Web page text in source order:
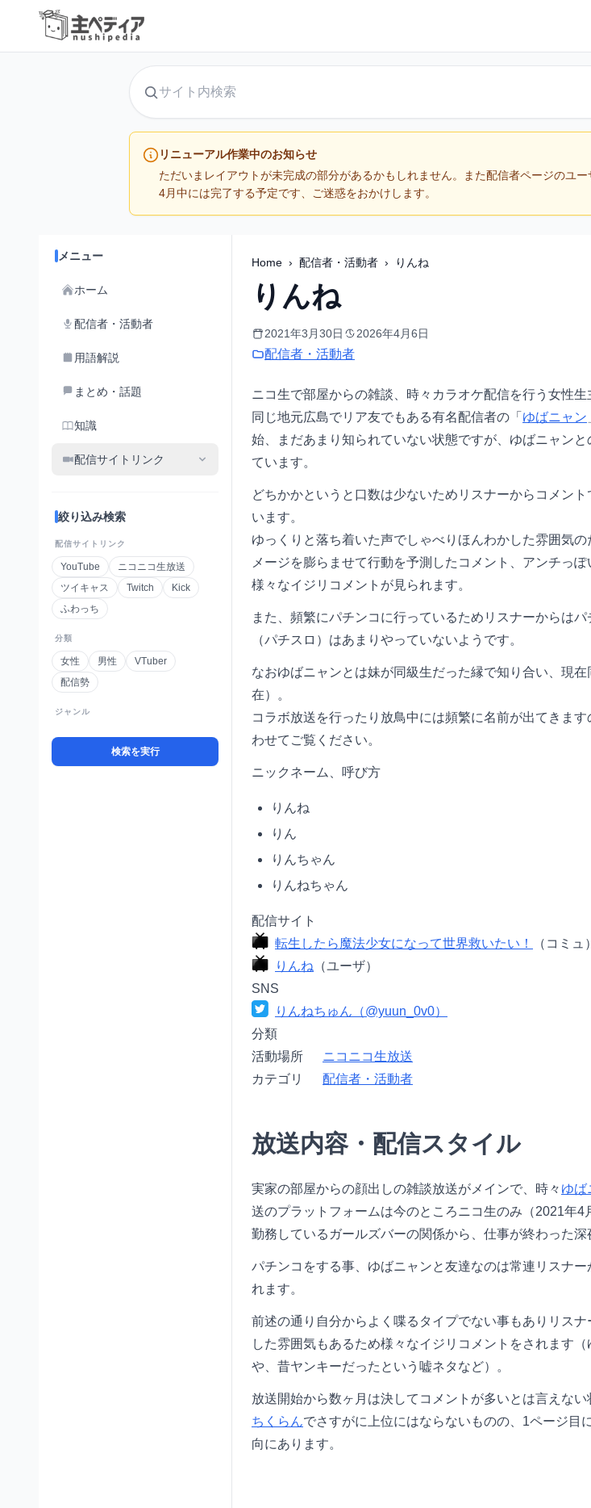
サイト内検索
リニューアル作業中のお知らせ
ただいまレイアウトが未完成の部分があるかもしれません。また配信者ページのユー
4月中には完了する予定です、ご迷惑をおかけします。
メニュー
ホーム
配信者・活動者
用語解説
まとめ・話題
知識
配信サイトリンク
絞り込み検索
配信サイトリンク
YouTube
ニコニコ生放送
ツイキャス
Twitch
Kick
ふわっち
分類
女性 男性
VTuber
配信勢
ジャンル
検索を実行
Home › 配信者・活動者 › りんね
りんね
2021年3月30日 2026年4月6日
配信者・活動者
ニコ生で部屋からの雑談、時々カラオケ配信を行う女性生
同じ地元広島でリア友でもある有名配信者の「 ゆばニャン
始、まだあまり知られていない状態ですが、ゆばニャン
ています。
どちかかというと口数は少ないためリスナーからコメン
います。
ゆっくりと落ち着いた声でしゃべりほんわかした雰囲気
メージを膨らませて行動を予測したコメント、アンチっ
様々なイジリコメントが見られます。
また、頻繁にパチンコに行っているためリスナーからは
（パチスロ）はあまりやっていないようです。
なおゆばニャンとは妹が同級生だった縁で知り合い、現
在）。
コラボ放送を行ったり放鳥中には頻繁に名前が出てきます
わせてご覧ください。
ニックネーム、呼び方
りんね
りん
りんちゃん
りんねちゃん
配信サイト
転生したら魔法少女になって世界救いたい！
（コミュ）
りんね （ユーザ）
SNS
りんねちゅん（@yuun_0v0）
分類
活動場所
ニコニコ生放送
カテゴリ
配信者・活動者
放送内容・配信スタイル
実家の部屋からの顔出しの雑談放送がメインで、時々 ゆば
送のプラットフォームは今のところニコ生のみ（2021年4
勤務しているガールズバーの関係から、仕事が終わった深
パチンコをする事、ゆばニャンと友達なのは常連リスナ
れます。
前述の通り自分からよく喋るタイプでない事もありリス
した雰囲気もあるため様々なイジリコメントをされます
や、昔ヤンキーだったという嘘ネタなど）。
放送開始から数ヶ月は決してコメントが多いとは言えな
ちくらんでさすがに上位にはならないものの、1ページ目
向にあります。